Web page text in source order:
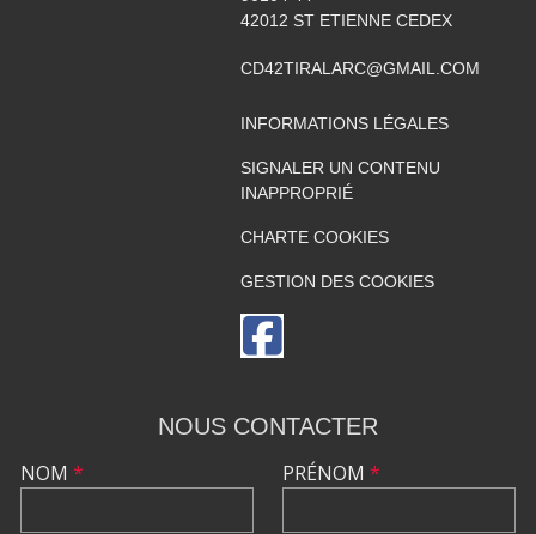
42012 ST ETIENNE CEDEX
CD42TIRALARC@GMAIL.COM
INFORMATIONS LÉGALES
SIGNALER UN CONTENU
INAPPROPRIÉ
CHARTE COOKIES
GESTION DES COOKIES
NOUS CONTACTER
NOM * PRÉNOM *